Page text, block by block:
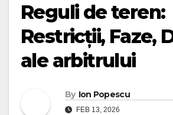
Reguli de teren:
Restricții, Faze,
ale arbitrului
By Ion Popescu
FEB 13, 2026